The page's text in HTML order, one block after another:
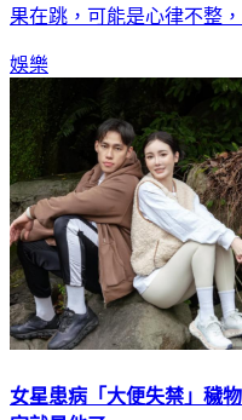
的她沒碰上豔遇，她笑說
娛樂